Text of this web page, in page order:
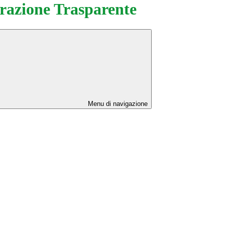
Trasparente
Menu di navigazione